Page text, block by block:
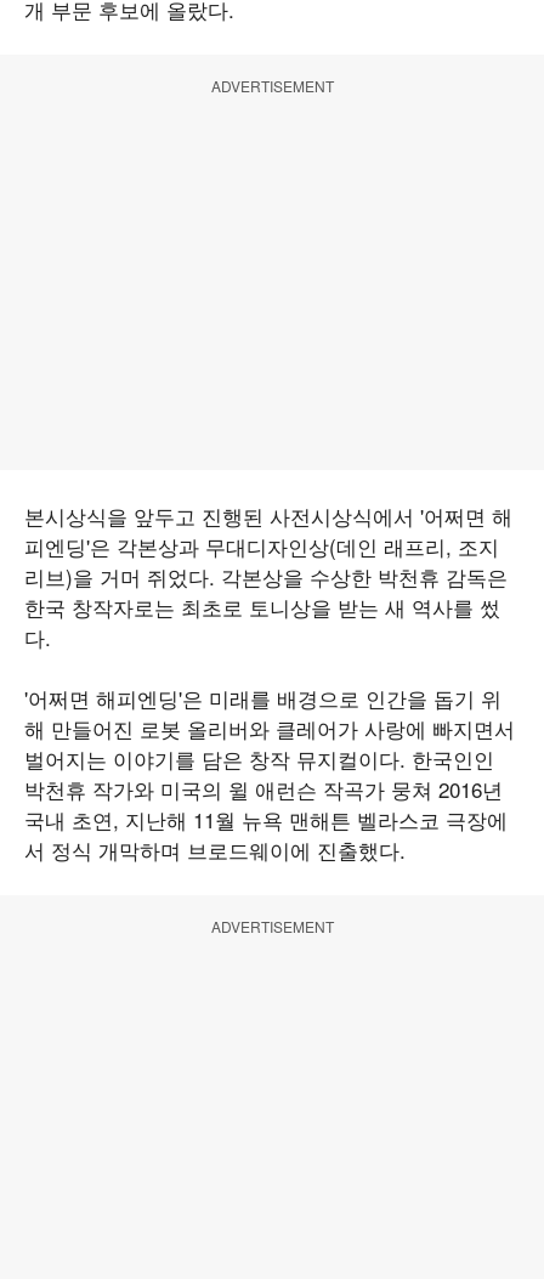
개 부문 후보에 올랐다.
ADVERTISEMENT
본시상식을 앞두고 진행된 사전시상식에서 '어쩌면 해
피엔딩'은 각본상과 무대디자인상(데인 래프리, 조지
리브)을 거머 쥐었다. 각본상을 수상한 박천휴 감독은
한국 창작자로는 최초로 토니상을 받는 새 역사를 썼
다.
'어쩌면 해피엔딩'은 미래를 배경으로 인간을 돕기 위
해 만들어진 로봇 올리버와 클레어가 사랑에 빠지면서
벌어지는 이야기를 담은 창작 뮤지컬이다. 한국인인
박천휴 작가와 미국의 윌 애런슨 작곡가 뭉쳐 2016년
국내 초연, 지난해 11월 뉴욕 맨해튼 벨라스코 극장에
서 정식 개막하며 브로드웨이에 진출했다.
ADVERTISEMENT